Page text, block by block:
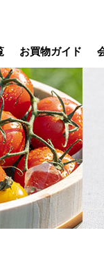
お買物ガイド